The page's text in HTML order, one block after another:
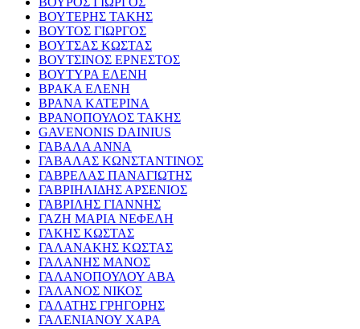
ΒΟΥΤΕΡΗΣ ΤΑΚΗΣ
ΒΟΥΤΟΣ ΓΙΩΡΓΟΣ
ΒΟΥΤΣΑΣ ΚΩΣΤΑΣ
ΒΟΥΤΣΙΝΟΣ ΕΡΝΕΣΤΟΣ
ΒΟΥΤΥΡΑ ΕΛΕΝΗ
ΒΡΑΚΑ ΕΛΕΝΗ
ΒΡΑΝΑ ΚΑΤΕΡΙΝΑ
ΒΡΑΝΟΠΟΥΛΟΣ ΤΑΚΗΣ
GAVENONIS DAINIUS
ΓΑΒΑΛΑ ΑΝΝΑ
ΓΑΒΑΛΑΣ ΚΩΝΣΤΑΝΤΙΝΟΣ
ΓΑΒΡΕΛΑΣ ΠΑΝΑΓΙΩΤΗΣ
ΓΑΒΡΙΗΛΙΔΗΣ ΑΡΣΕΝΙΟΣ
ΓΑΒΡΙΛΗΣ ΓΙΑΝΝΗΣ
ΓΑΖΗ ΜΑΡΙΑ ΝΕΦΕΛΗ
ΓΑΚΗΣ ΚΩΣΤΑΣ
ΓΑΛΑΝΑΚΗΣ ΚΩΣΤΑΣ
ΓΑΛΑΝΗΣ ΜΑΝΟΣ
ΓΑΛΑΝΟΠΟΥΛΟΥ ΑΒΑ
ΓΑΛΑΝΟΣ ΝΙΚΟΣ
ΓΑΛΑΤΗΣ ΓΡΗΓΟΡΗΣ
ΓΑΛΕΝΙΑΝΟΥ ΧΑΡΑ